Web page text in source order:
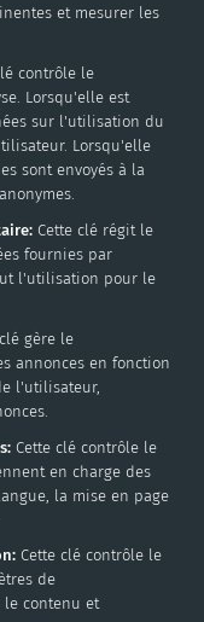
et mesurer les
contrôle le
Lorsqu'elle est
sur l'utilisation du
Lorsqu'elle
sont envoyés à la
: Cette clé régit le
fournies par
l'utilisation pour le
gère le
annonces en fonction
l'utilisateur,
: Cette clé contrôle le
en charge des
la mise en page
: Cette clé contrôle le
de
contenu et